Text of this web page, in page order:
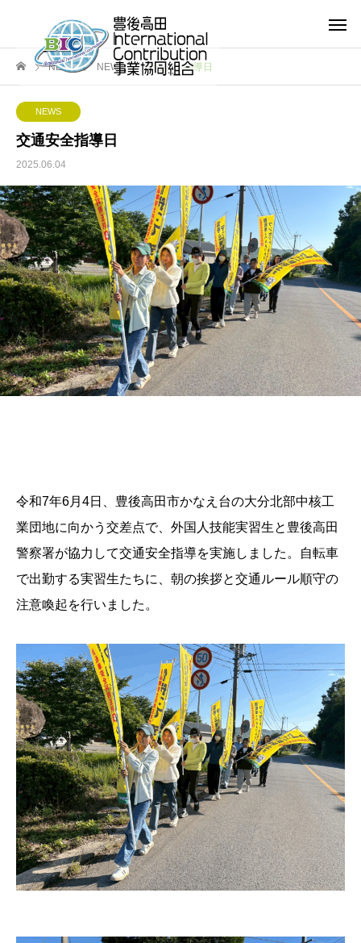
NEWS NEWS 交通安全指導日
NEWS
交通安全指導日
2025.06.04
令和7年6月4日、豊後高田市かなえ台の大分北部中核工
業団地に向かう交差点で、外国人技能実習生と豊後高田
警察署が協力して交通安全指導を実施しました。自転車
で出勤する実習生たちに、朝の挨拶と交通ルール順守の
注意喚起を行いました。